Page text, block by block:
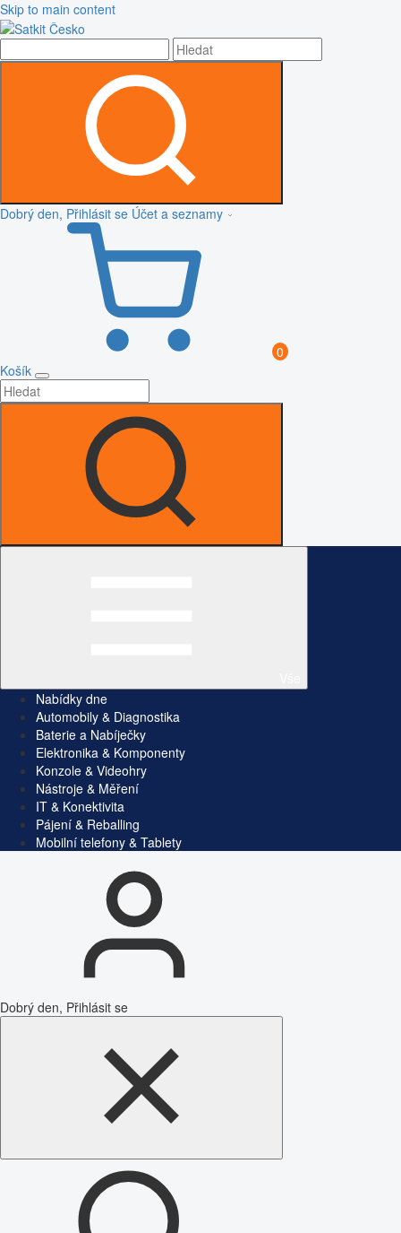
Skip to main content
Dobrý den, Přihlásit se Účet a seznamy
0
Košík
Nabídky dne
Automobily & Diagnostika
Baterie a Nabíječky
Elektronika & Komponenty
Konzole & Videohry
Nástroje & Měření
IT & Konektivita
Pájení & Reballing
Mobilní telefony & Tablety
Dobrý den, Přihlásit se